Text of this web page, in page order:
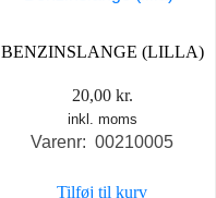
BENZINSLANGE (LILLA)
20,00 kr.
inkl. moms
Varenr: 00210005
Tilføj til kurv